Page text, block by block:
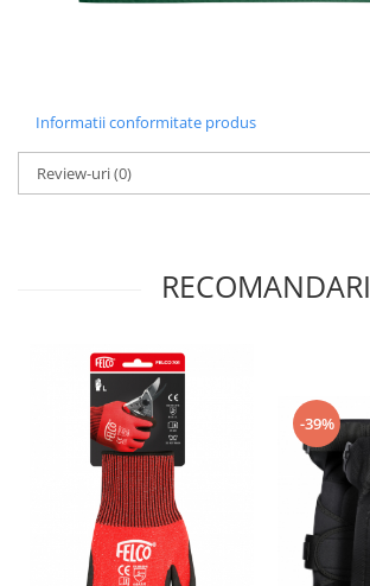
Informatii conformitate produs
Review-uri(0)
RECOMANDARI
-39%